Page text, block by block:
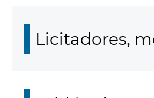
Licitadores,